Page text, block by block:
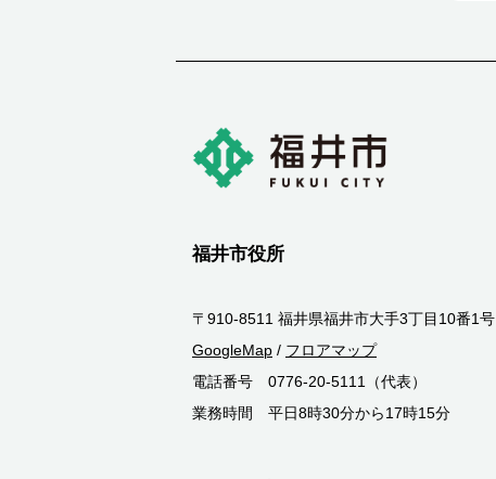
福井市役所
〒910-8511 福井県福井市大手3丁目10番1号
GoogleMap / フロアマップ
電話番号 0776-20-5111（代表）
業務時間 平日8時30分から17時15分